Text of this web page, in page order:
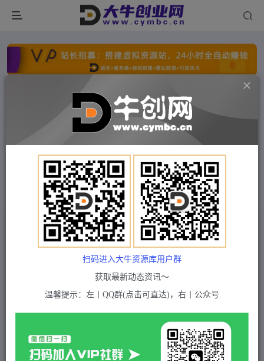
点击开通分站+ 每日收入300+
文字广告火爆招租 文字广告火爆招租
文字广告火爆招租
文字广告火爆招租 文字广告火爆招租
付费项目 福缘网 正文
八大体系布局篇·布局做稳，成为大店的电商布局
线上课
5 积分
付费资源
扫码进入大牛资源库用户群
获取最新动态资讯～
温馨提示：左丨QQ群(点击可直达)，右丨公众号